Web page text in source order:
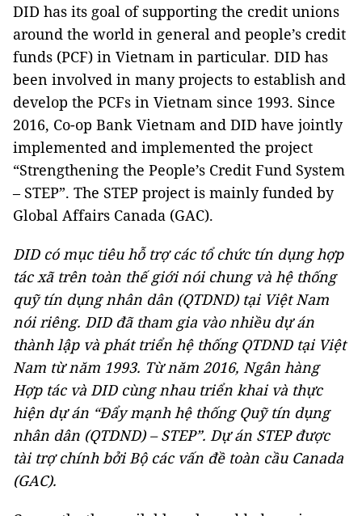
DID has its goal of supporting the credit unions
around the world in general and people’s credit
funds (PCF) in Vietnam in particular. DID has
been involved in many projects to establish and
develop the PCFs in Vietnam since 1993. Since
2016, Co-op Bank Vietnam and DID have jointly
implemented and implemented the project
“Strengthening the People’s Credit Fund System
– STEP”. The STEP project is mainly funded by
Global Affairs Canada (GAC).
DID có mục tiêu hỗ trợ các tổ chức tín dụng hợp
tác xã trên toàn thế giới nói chung và hệ thống
quỹ tín dụng nhân dân (QTDND) tại Việt Nam
nói riêng. DID đã tham gia vào nhiều dự án
thành lập và phát triển hệ thống QTDND tại Việt
Nam từ năm 1993. Từ năm 2016, Ngân hàng
Hợp tác và DID cùng nhau triển khai và thực
hiện dự án “Đẩy mạnh hệ thống Quỹ tín dụng
nhân dân (QTDND) – STEP”. Dự án STEP được
tài trợ chính bởi Bộ các vấn đề toàn cầu Canada
(GAC).